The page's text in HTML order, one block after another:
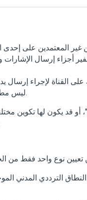
المعتمدين على إحدى
أجزاء إرسال
القناة لإجراء إرسال
ليس مطلبًا ضروريًا لتلقي الإرسال.
أو قد يكون لها تكوين